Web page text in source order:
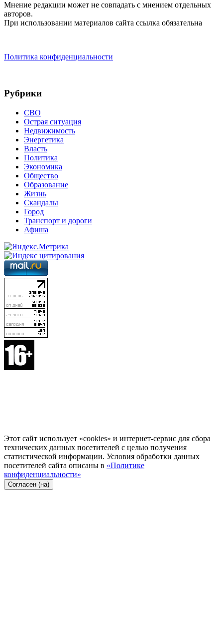
Мнение редакции может не совпадать с мнением отдельных
авторов.
При использовании материалов сайта ссылка обязательна
Политика конфиденциальности
Рубрики
СВО
Острая ситуация
Недвижимость
Энергетика
Власть
Политика
Экономика
Общество
Образование
Жизнь
Скандалы
Город
Транспорт и дороги
Афиша
Этот сайт использует «cookies» и интернет-сервис для сбора
технических данных посетителей с целью получения
статистической информации. Условия обработки данных
посетителей сайта описаны в «Политике
конфиденциальности»
Согласен (на)